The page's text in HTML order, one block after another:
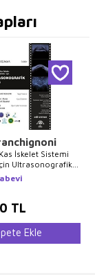
İskelet Sistemi
Ultrasonografik
TL
Ekle